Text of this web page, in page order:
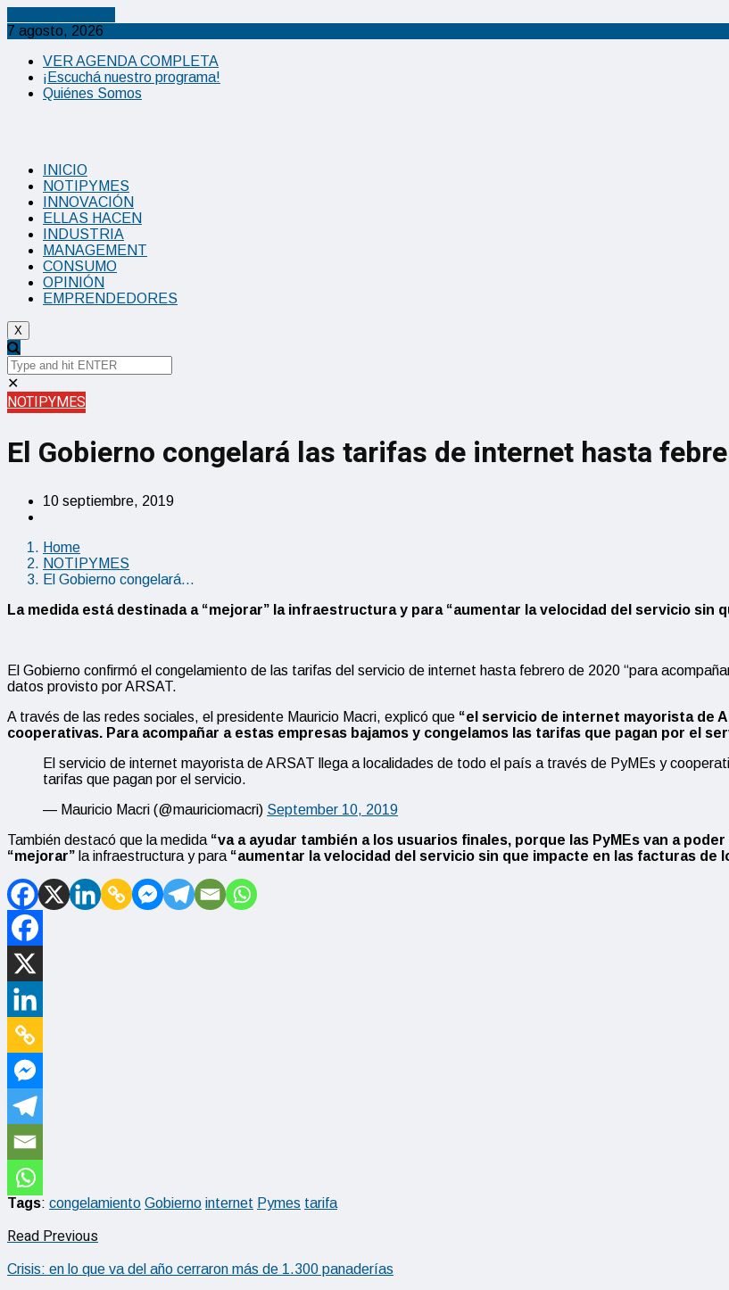
7 agosto, 2026
VER AGENDA COMPLETA
¡Escuchá nuestro programa!
Quiénes Somos
INICIO
NOTIPYMES
INNOVACIÓN
ELLAS HACEN
INDUSTRIA
MANAGEMENT
CONSUMO
OPINIÓN
EMPRENDEDORES
X
✕
NOTIPYMES
El Gobierno congelará las tarifas de internet hasta
10 septiembre, 2019
Home
NOTIPYMES
El Gobierno congelará…
La medida está destinada a “mejorar” la infraestructura y para “aumentar la velocidad del servicio sin
El Gobierno confirmó el congelamiento de las tarifas del servicio de internet hasta febrero de 2020 “para
datos provisto por ARSAT.
A través de las redes sociales, el presidente Mauricio Macri, explicó que “el servicio de internet mayorista de
cooperativas. Para acompañar a estas empresas bajamos y congelamos las tarifas que pagan por el
El servicio de internet mayorista de ARSAT llega a localidades de todo el país a través de PyMEs y
tarifas que pagan por el servicio.
— Mauricio Macri (@mauriciomacri) September 10, 2019
También destacó que la medida “va a ayudar también a los usuarios finales, porque las PyMEs van a
“mejorar” la infraestructura y para “aumentar la velocidad del servicio sin que impacte en las facturas de
Tags: congelamiento Gobierno internet Pymes tarifa
Read Previous
Crisis: en lo que va del año cerraron más de 1.300 panaderías